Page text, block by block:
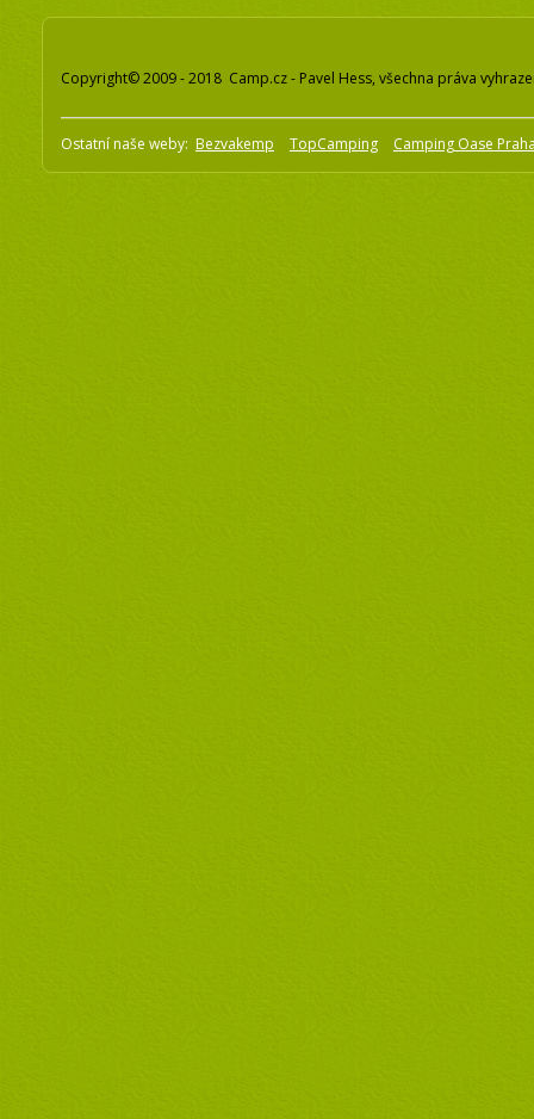
Copyright© 2009 - 2018 Camp.cz - Pavel Hess, všechna práva
Ostatní naše weby: Bezvakemp TopCamping Camping Oase